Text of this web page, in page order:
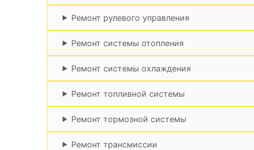
Ремонт рулевого управления
Ремонт системы отопления
Ремонт системы охлаждения
Ремонт топливной системы
Ремонт тормозной системы
Ремонт трансмиссии